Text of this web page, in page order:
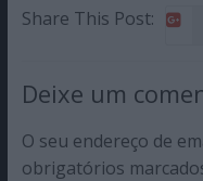
Share This Post:
Deixe um
O seu endereço de
obrigatórios